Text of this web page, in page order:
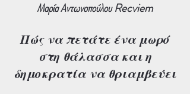
Μαρία Αντωνοπούλου Recviem
Πώς να πετάτε ένα μωρό
στη θάλασσα και η
δημοκρατία να θριαμβεύει